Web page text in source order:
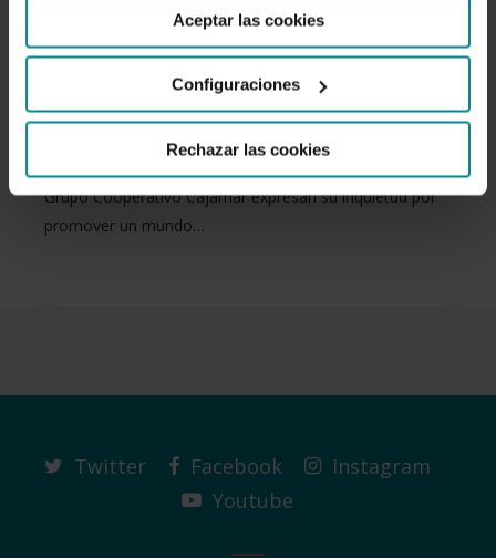
Aceptar las cookies
Configuraciones
Rechazar las cookies
Grupo participan en actividades de
voluntariado
Grupo Cooperativo Cajamar expresan su inquietud por
promover un mundo…
Twitter Facebook
Instagram
Youtube